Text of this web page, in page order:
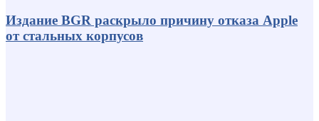
Издание BGR раскрыло причину отказа Apple
от стальных корпусов